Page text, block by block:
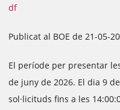
df
Publicat al BOE de 21-05-
El període per presentar
de juny de 2026. El dia 9
sol·licituds fins a les